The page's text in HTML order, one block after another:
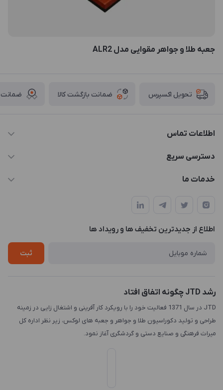
جعبه طلا و جواهر مقوایی مدل ALR2
تحویل اکسپرس ضمانت بازگشت کالا ضمانت
اطلاعات تماس
021-88846810-1
طبقه3
دسترسی سریع
حساب کاربری
لیست محصولات
درباره ما
خدمات ما
چاپ و حکاکی
طراحی سه بعدی
اطلاع از جدیدترین تخفیف ها و رویداد ها
ثبت
رشد JTD چگونه اتفاق افتاد
JTD در سال 1371 فعالیت خود را با رویکرد کار آفرینی و اشتغال زایی در زمینه
طراحی و تولید دکوراسیون طلا و جواهر و جعبه های لوکس، زیر نظر اداره کل
میراث فرهنگی و صنایع دستی و گردشگری آغاز نمود.